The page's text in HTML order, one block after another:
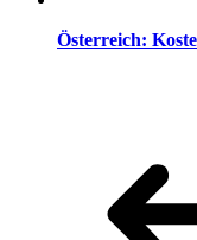
Österreich: